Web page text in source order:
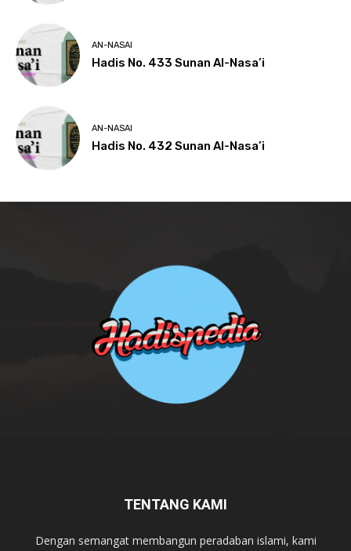
AN-NASAI
Hadis No. 433 Sunan Al-Nasa’i
AN-NASAI
Hadis No. 432 Sunan Al-Nasa’i
TENTANG KAMI
Dengan semangat membangun peradaban islami, kami